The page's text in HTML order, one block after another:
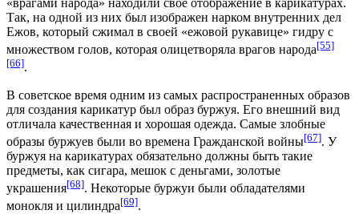
«врагами народа» находили свое отображение в карикатурах.
Так, на одной из них был изображен нарком внутренних дел
Ежов, который сжимал в своей «ежовой рукавице» гидру с
множеством голов, которая олицетворяла врагов народа[55]
[66].
В советское время одним из самых распространенных образов
для создания карикатур был образ буржуя. Его внешний вид
отличала качественная и хорошая одежда. Самые злобные
образы буржуев были во времена Гражданской войны[67]. У
буржуя на карикатурах обязательно должны быть такие
предметы, как сигара, мешок с деньгами, золотые
украшения[68]. Некоторые буржуи были обладателями
монокля и цилиндра[69].